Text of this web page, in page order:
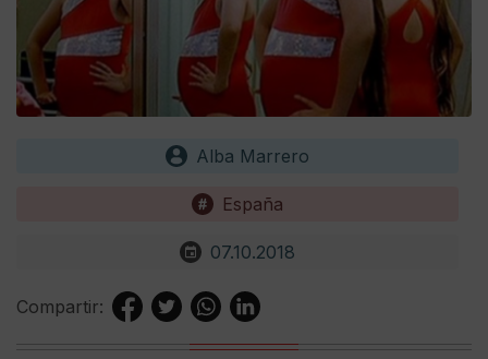
Alba Marrero
España
07.10.2018
Compartir: